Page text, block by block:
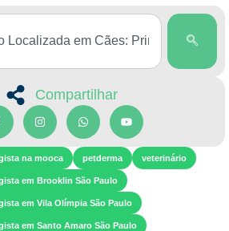
Compartilhar
na mooca petderma veterinário
em Brooklin São Paulo
em Vila Olímpia São Paulo
em Santo Amaro São Paulo